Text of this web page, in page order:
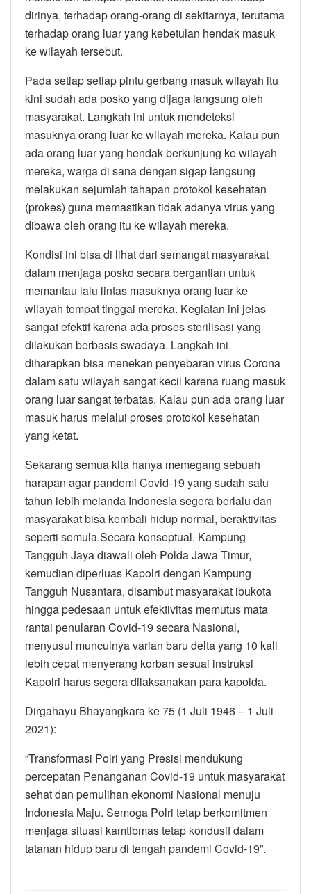
dirinya, terhadap orang-orang di sekitarnya, terutama
terhadap orang luar yang kebetulan hendak masuk
ke wilayah tersebut.
Pada setiap setiap pintu gerbang masuk wilayah itu
kini sudah ada posko yang dijaga langsung oleh
masyarakat. Langkah ini untuk mendeteksi
masuknya orang luar ke wilayah mereka. Kalau pun
ada orang luar yang hendak berkunjung ke wilayah
mereka, warga di sana dengan sigap langsung
melakukan sejumlah tahapan protokol kesehatan
(prokes) guna memastikan tidak adanya virus yang
dibawa oleh orang itu ke wilayah mereka.
Kondisi ini bisa di lihat dari semangat masyarakat
dalam menjaga posko secara bergantian untuk
memantau lalu lintas masuknya orang luar ke
wilayah tempat tinggal mereka. Kegiatan ini jelas
sangat efektif karena ada proses sterilisasi yang
dilakukan berbasis swadaya. Langkah ini
diharapkan bisa menekan penyebaran virus Corona
dalam satu wilayah sangat kecil karena ruang masuk
orang luar sangat terbatas. Kalau pun ada orang luar
masuk harus melalui proses protokol kesehatan
yang ketat.
Sekarang semua kita hanya memegang sebuah
harapan agar pandemi Covid-19 yang sudah satu
tahun lebih melanda Indonesia segera berlalu dan
masyarakat bisa kembali hidup normal, beraktivitas
seperti semula.Secara konseptual, Kampung
Tangguh Jaya diawali oleh Polda Jawa Timur,
kemudian diperluas Kapolri dengan Kampung
Tangguh Nusantara, disambut masyarakat ibukota
hingga pedesaan untuk efektivitas memutus mata
rantai penularan Covid-19 secara Nasional,
menyusul munculnya varian baru delta yang 10 kali
lebih cepat menyerang korban sesuai instruksi
Kapolri harus segera dilaksanakan para kapolda.
Dirgahayu Bhayangkara ke 75 (1 Juli 1946 – 1 Juli
2021):
“Transformasi Polri yang Presisi mendukung
percepatan Penanganan Covid-19 untuk masyarakat
sehat dan pemulihan ekonomi Nasional menuju
Indonesia Maju. Semoga Polri tetap berkomitmen
menjaga situasi kamtibmas tetap kondusif dalam
tatanan hidup baru di tengah pandemi Covid-19”.